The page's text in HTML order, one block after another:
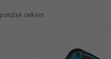
zpoložek celkem